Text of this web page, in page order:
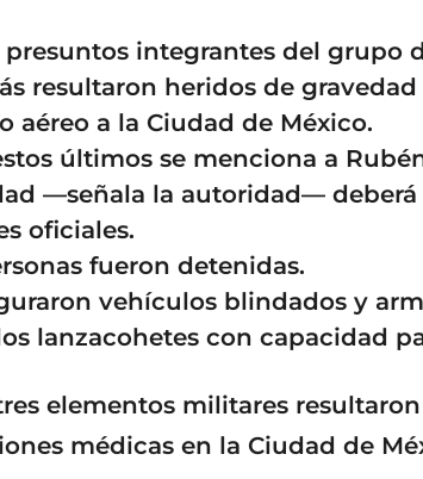
presuntos integrantes del grupo
resultaron heridos de
aéreo a la Ciudad de México.
últimos se menciona a
—señala la autoridad—
oficiales.
fueron detenidas.
vehículos blindados y
lanzacohetes con capacidad
elementos militares
médicas en la Ciudad de